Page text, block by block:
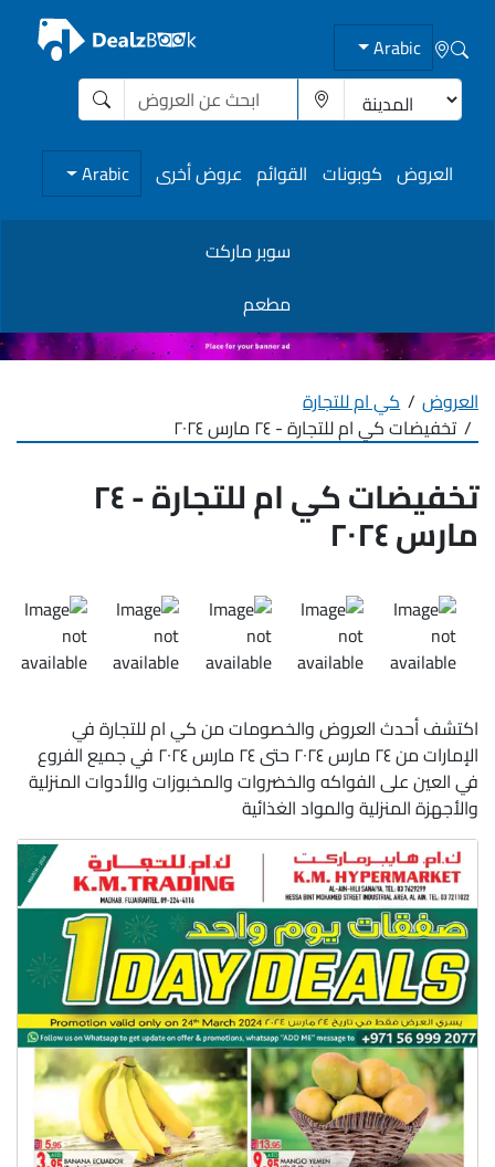
Arabic
العروض كوبونات القوائم عروض أخرى Arabic
سوبر ماركت
مطعم
العروض
كي ام للتجارة
تخفيضات كي ام للتجارة - ٢٤ مارس ٢٠٢٤
تخفيضات كي ام للتجارة - ٢٤
مارس ٢٠٢٤
اكتشف أحدث العروض والخصومات من كي ام للتجارة في
الإمارات من ٢٤ مارس ٢٠٢٤ حتى ٢٤ مارس ٢٠٢٤ في جميع الفروع
في العين على الفواكه والخضروات والمخبوزات والأدوات المنزلية
والأجهزة المنزلية والمواد الغذائية